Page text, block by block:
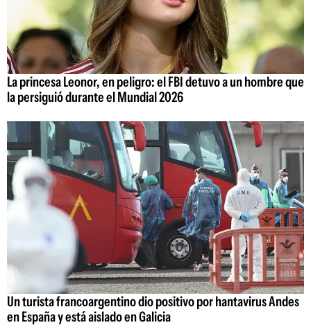
La princesa Leonor, en peligro: el FBI detuvo a un hombre que
la persiguió durante el Mundial 2026
Un turista francoargentino dio positivo por hantavirus Andes
en España y está aislado en Galicia